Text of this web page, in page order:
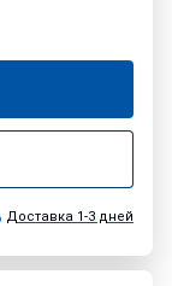
Доставка 1-3 дней